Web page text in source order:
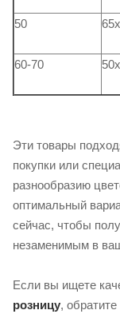
50
60-70
Эти товары
покупки или
разнообразию
оптимальный
сейчас, чтобы
незаменимым в
Если вы ищете
розницу,